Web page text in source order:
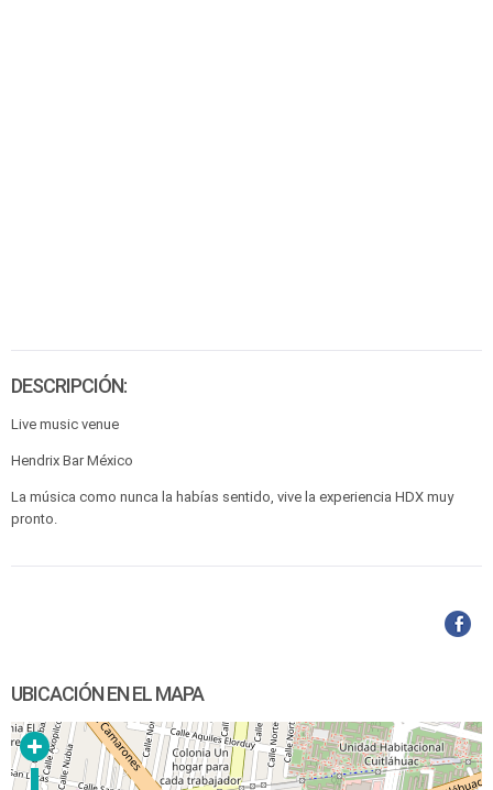
DESCRIPCIÓN:
Live music venue
Hendrix Bar México
La música como nunca la habías sentido, vive la experiencia HDX muy
pronto.
UBICACIÓN EN EL MAPA